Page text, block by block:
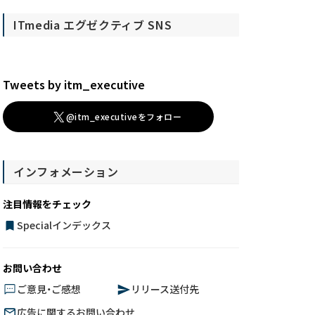
ITmedia エグゼクティブ SNS
Tweets by itm_executive
@itm_executiveをフォロー
インフォメーション
注目情報をチェック
Specialインデックス
お問い合わせ
ご意見・ご感想
リリース送付先
広告に関するお問い合わせ